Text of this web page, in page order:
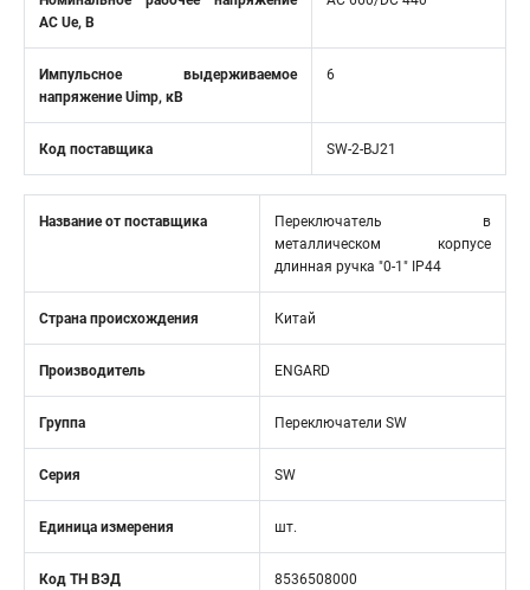
AC Ue, В
Импульсное выдерживаемое
напряжение Uimp, кВ
6
Код поставщика SW-2-BJ21
Название от поставщика
Переключатель в
металлическом корпусе
длинная ручка "0-1" IP44
Страна происхождения Китай
Производитель ENGARD
Группа Переключатели SW
Серия SW
Единица измерения шт.
Код ТН ВЭД 8536508000